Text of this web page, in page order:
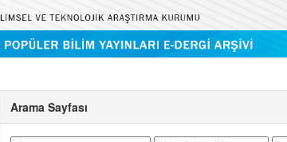
Arama Sayfası